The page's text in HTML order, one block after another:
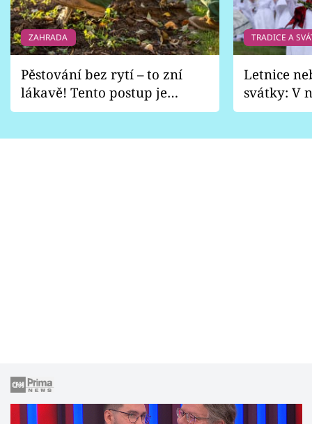
ZAHRADA
Pěstování bez rytí – to zní
lákavě! Tento postup je
vhodný jen pro některé
TRADICE A
Letnice
svátky: V
pondělí